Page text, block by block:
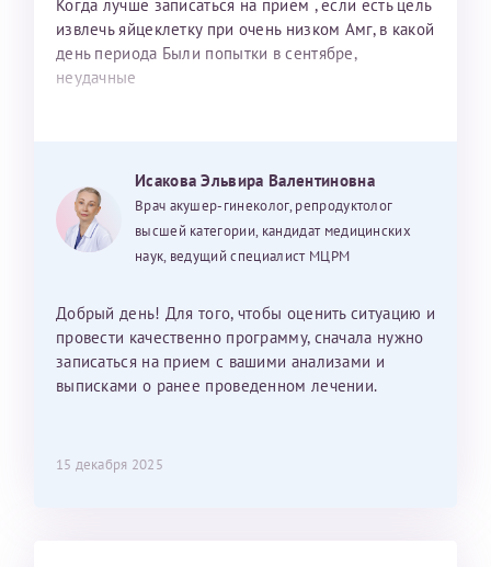
Когда лучше записаться на прием , если есть цель
извлечь яйцеклетку при очень низком Амг, в какой
день периода Были попытки в сентябре,
неудачные
Исакова Эльвира Валентиновна
Врач акушер-гинеколог, репродуктолог
высшей категории, кандидат медицинских
наук, ведущий специалист МЦРМ
Добрый день! Для того, чтобы оценить ситуацию и
провести качественно программу, сначала нужно
записаться на прием с вашими анализами и
выписками о ранее проведенном лечении.
15 декабря 2025